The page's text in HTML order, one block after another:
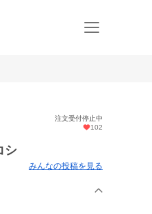
注文受付停止中
102
シ
みんなの投稿を見る